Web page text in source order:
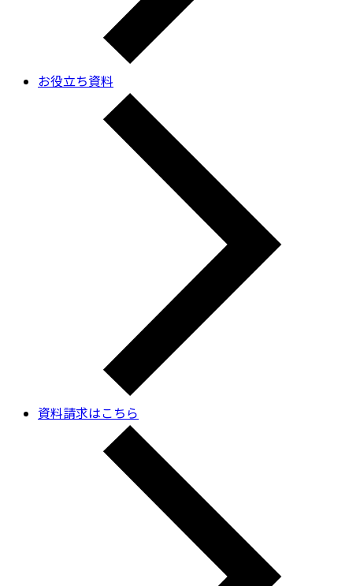
お役立ち資料
資料請求はこちら